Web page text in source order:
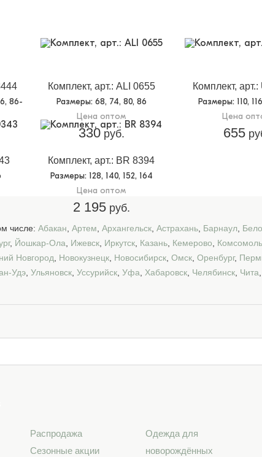
86-
Комплект, арт.: ALI 0655
Размеры: 68, 74, 80, 86
Цена оптом
330руб.
Комплект,
Размеры: 110,
Цена
655
Комплект, арт.: BR 8394
Размеры: 128, 140, 152, 164
Цена оптом
2 195руб.
числе: Абакан Артем Архангельск Астрахань Барнаул
, Йошкар-Ола Ижевск Иркутск Казань Кемерово
Новгород Новокузнецк Новосибирск Омск Оренбург,
Удэ Ульяновск Уссурийск Уфа Хабаровск Челябинск Чита
Распродажа
Сезонные акции
Одежда для
новорождённых